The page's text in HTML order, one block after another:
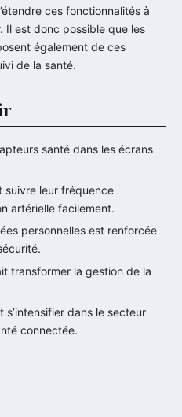
ces fonctionnalités à
Il est donc possible que les
également de ces
de la santé.
santé dans les écrans
suivre leur fréquence
artérielle facilement.
personnelles est renforcée
transformer la gestion de la
dans le secteur
connectée.